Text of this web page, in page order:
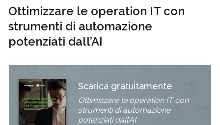
Ottimizzare le operation IT con
strumenti di automazione
potenziati dall’AI
Scarica gratuitamente
Ottimizzare le operation IT con
strumenti di automazione
potenziati dall’AI